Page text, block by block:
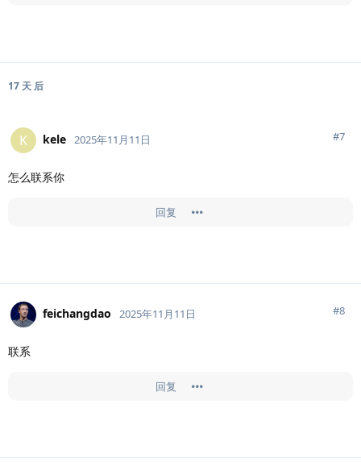
17 天 后
K kele 2025年11月11日 #7
怎么联系你
回复
feichangdao 2025年11月11日 #8
联系
回复